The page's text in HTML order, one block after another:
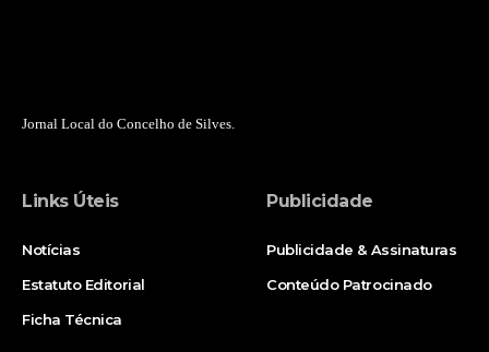
Jornal Local do Concelho de Silves.
Links Úteis
Notícias
Estatuto Editorial
Ficha Técnica
Publicidade
Publicidade & Assinaturas
Conteúdo Patrocinado